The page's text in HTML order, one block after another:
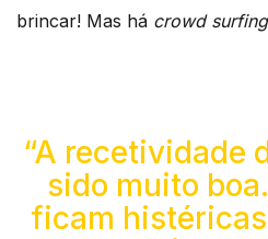
brincar! Mas há crowd surfing
“A recetividade
sido muito
ficam